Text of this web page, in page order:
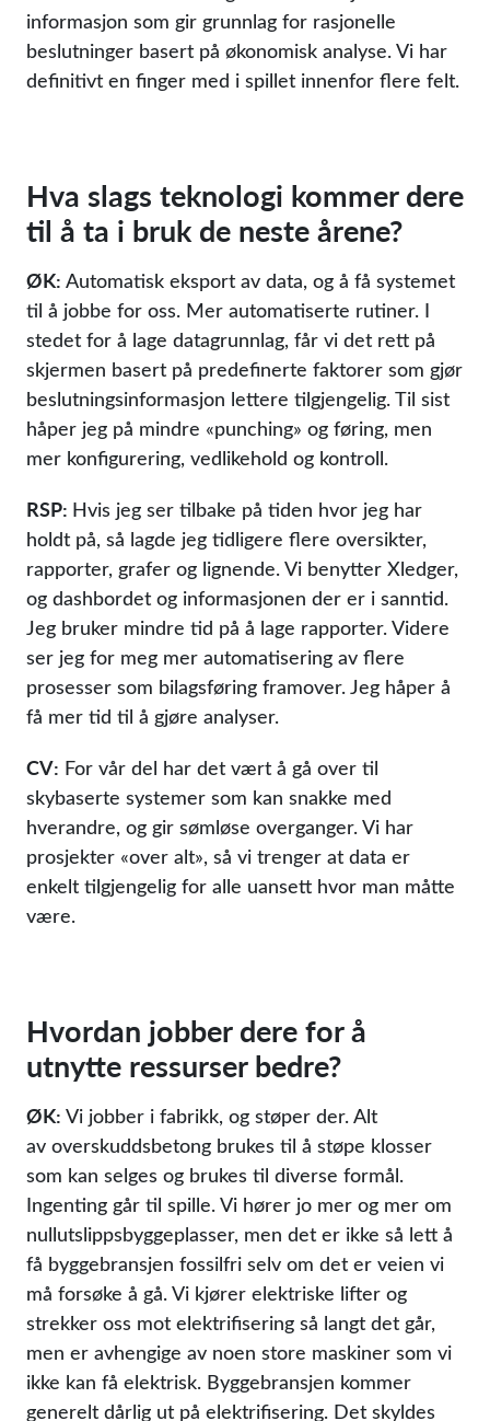
informasjon som gir grunnlag for rasjonelle
beslutninger basert på økonomisk analyse. Vi har
definitivt en finger med i spillet innenfor flere felt.
Hva slags teknologi kommer dere
til å ta i bruk de neste årene?
ØK: Automatisk eksport av data, og å få systemet
til å jobbe for oss. Mer automatiserte rutiner. I
stedet for å lage datagrunnlag, får vi det rett på
skjermen basert på predefinerte faktorer som gjør
beslutningsinformasjon lettere tilgjengelig. Til sist
håper jeg på mindre «punching» og føring, men
mer konfigurering, vedlikehold og kontroll.
RSP: Hvis jeg ser tilbake på tiden hvor jeg har
holdt på, så lagde jeg tidligere flere oversikter,
rapporter, grafer og lignende. Vi benytter Xledger,
og dashbordet og informasjonen der er i sanntid.
Jeg bruker mindre tid på å lage rapporter. Videre
ser jeg for meg mer automatisering av flere
prosesser som bilagsføring framover. Jeg håper å
få mer tid til å gjøre analyser.
CV: For vår del har det vært å gå over til
skybaserte systemer som kan snakke med
hverandre, og gir sømløse overganger. Vi har
prosjekter «over alt», så vi trenger at data er
enkelt tilgjengelig for alle uansett hvor man måtte
være.
Hvordan jobber dere for å
utnytte ressurser bedre?
ØK: Vi jobber i fabrikk, og støper der. Alt
av overskuddsbetong brukes til å støpe klosser
som kan selges og brukes til diverse formål.
Ingenting går til spille. Vi hører jo mer og mer om
nullutslippsbyggeplasser, men det er ikke så lett å
få byggebransjen fossilfri selv om det er veien vi
må forsøke å gå. Vi kjører elektriske lifter og
strekker oss mot elektrifisering så langt det går,
men er avhengige av noen store maskiner som vi
ikke kan få elektrisk. Byggebransjen kommer
generelt dårlig ut på elektrifisering. Det skyldes